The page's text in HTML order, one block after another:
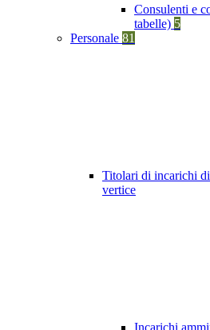
Consulenti e
tabelle) 5
Personale 81
Titolari di incarichi
vertice